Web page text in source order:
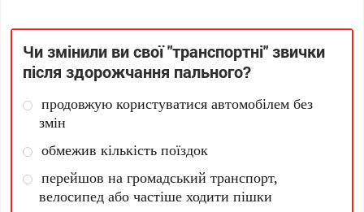
Чи змінили ви свої "транспортні" звички
після здорожчання пального?
продовжую користуватися автомобілем без
змін
обмежив кількість поїздок
перейшов на громадський транспорт,
велосипед або частіше ходити пішки